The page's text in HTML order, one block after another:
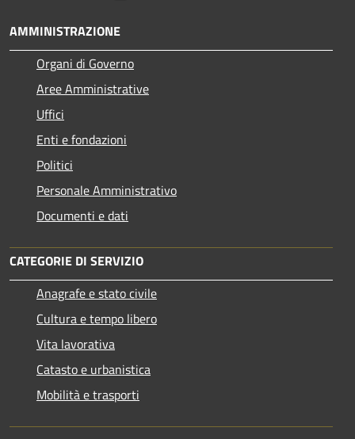
AMMINISTRAZIONE
Organi di Governo
Aree Amministrative
Uffici
Enti e fondazioni
Politici
Personale Amministrativo
Documenti e dati
CATEGORIE DI SERVIZIO
Anagrafe e stato civile
Cultura e tempo libero
Vita lavorativa
Catasto e urbanistica
Mobilità e trasporti